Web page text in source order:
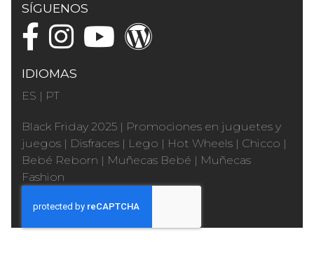
SÍGUENOS
IDIOMAS
ES | PT
Black Friday 2025 | Promociones en juguetes y
juegos | Disfraces | Lego | Hot Wheels | Chicco |
Bebé Reborn | Muñecas Bebé | Muñecas
Fashion